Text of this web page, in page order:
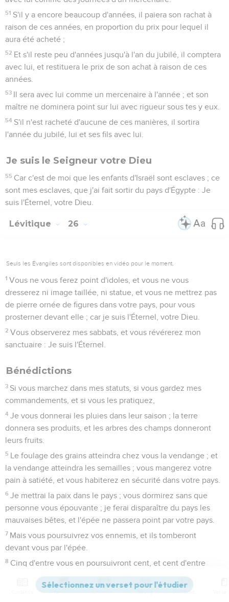
51 S'il y a encore beaucoup d'années, il paiera son rachat à
raison de ces années, en proportion du prix pour lequel il
aura été acheté ;
52 Et s'il reste peu d'années jusqu'à l'an du jubilé, il comptera
avec lui, et restituera le prix de son achat à raison de ces
années.
53 Il sera avec lui comme un mercenaire à l'année ; et son
maître ne dominera point sur lui avec rigueur sous tes y eux.
54 S'il n'est racheté d'aucune de ces manières, il sortira
l'année du jubilé, lui et ses fils avec lui.
Je suis le Seigneur votre Dieu
55 Car c'est de moi que les enfants d'Israël sont esclaves ; ce
sont mes esclaves, que j'ai fait sortir du pays d'Égypte : Je
suis l'Éternel, votre Dieu.
Lévitique 26
Seuls les Évangiles sont disponibles en vidéo pour le moment.
1 Vous ne vous ferez point d'idoles, et vous ne vous
dresserez ni image taillée, ni statue, et vous ne mettrez pas
de pierre ornée de figures dans votre pays, pour vous
prosterner devant elle ; car je suis l'Éternel, votre Dieu.
2 Vous observerez mes sabbats, et vous révérerez mon
sanctuaire : Je suis l'Éternel.
Bénédictions
3 Si vous marchez dans mes statuts, si vous gardez mes
commandements, et si vous les pratiquez,
4 Je vous donnerai les pluies dans leur saison ; la terre
donnera ses produits, et les arbres des champs donneront
leurs fruits.
5 Le foulage des grains atteindra chez vous la vendange ; et
la vendange atteindra les semailles ; vous mangerez votre
pain à satiété, et vous habiterez en sécurité dans votre pays.
6 Je mettrai la paix dans le pays ; vous dormirez sans que
personne vous épouvante ; je ferai disparaître du pays les
mauvaises bêtes, et l'épée ne passera point par votre pays.
7 Mais vous poursuivrez vos ennemis, et ils tomberont
devant vous par l'épée.
8 Cinq d'entre vous en poursuivront cent, et cent d'entre
vous en poursuivront dix mille, et vos ennemis tomberont
devant vous par l'épée.
Versions Commentaires Strong